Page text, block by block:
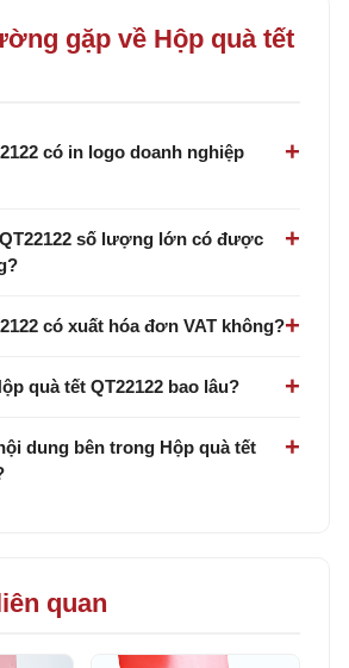
gặp về Hộp quà tết
có in logo doanh nghiệp
số lượng lớn có được
có xuất hóa đơn VAT không?
quà tết QT22122 bao lâu?
dung bên trong Hộp quà tết
quan